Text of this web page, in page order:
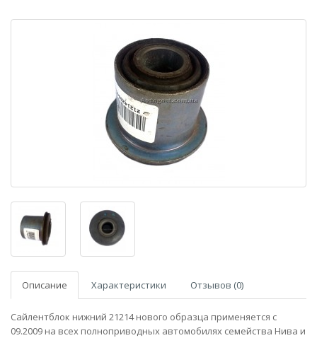
Описание Характеристики Отзывов (0)
Сайлентблок нижний 21214 нового образца применяется с
09.2009 на всех полноприводных автомобилях семейства Нива и